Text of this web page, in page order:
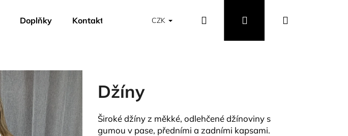
Doplňky Kontakty Obchodní podmínky Vrácení a výměna zboží
CZK Hledat PřihlášeníNákupní
Džíny
Široké džíny z měkké, odlehčené džínoviny s
gumou v pase, předními a zadními kapsami.
HLEDAT